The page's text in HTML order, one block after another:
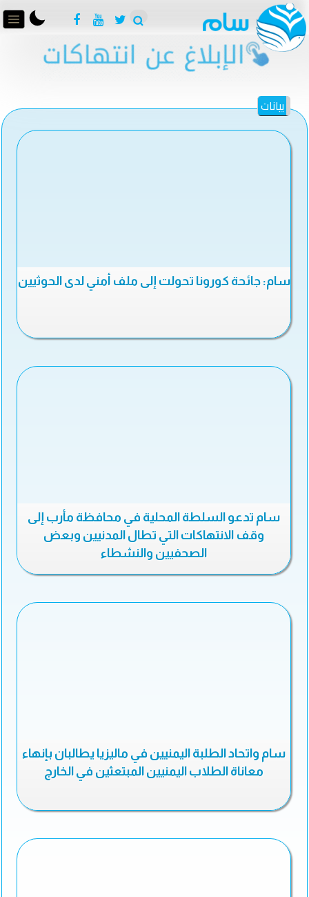
بيانات
سام: جائحة كورونا تحولت إلى ملف أمني لدى الحوثيين
سام تدعو السلطة المحلية في محافظة مأرب إلى
وقف الانتهاكات التي تطال المدنيين وبعض
الصحفيين والنشطاء
سام واتحاد الطلبة اليمنيين في ماليزيا يطالبان بإنهاء
معاناة الطلاب اليمنيين المبتعثين في الخارج